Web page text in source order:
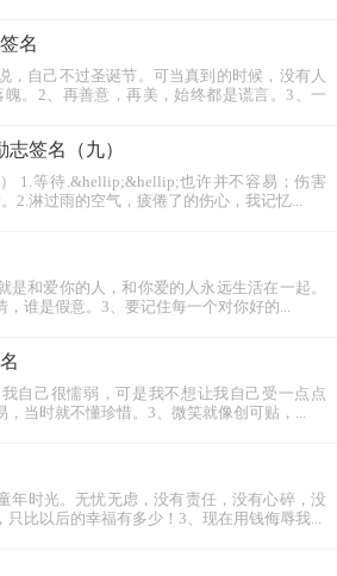
名
，自己不过圣诞节。可当真到的时候，没有人
。2、再善意，再美，始终都是谎言。3、一
签名（九）
1.等待.&hellip;&hellip;也许并不容易；伤害
2.淋过雨的空气，疲倦了的伤心，我记忆...
是和爱你的人，和你爱的人永远生活在一起。
谁是假意。3、要记住每一个对你好的...
自己很懦弱，可是我不想让我自己受一点点
当时就不懂珍惜。3、微笑就像创可贴，...
年时光。无忧无虑，没有责任，没有心碎，没
比以后的幸福有多少！3、现在用钱侮辱我...